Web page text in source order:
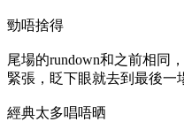
勁唔捨得
尾場的rundown和之前相同
緊張，眨下眼就去到最後一
經典太多唱唔晒